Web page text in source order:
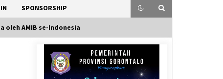
SPONSORSHIP
oleh AMIB se-Indonesia